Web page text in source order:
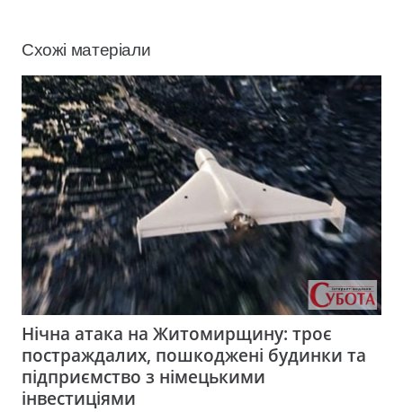
Схожі матеріали
Нічна атака на Житомирщину: троє
постраждалих, пошкоджені будинки та
підприємство з німецькими
інвестиціями